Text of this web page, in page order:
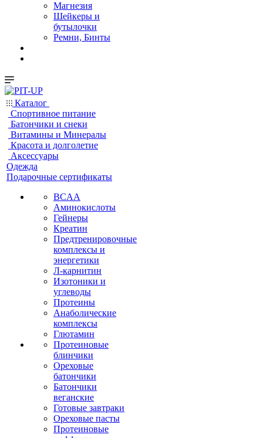
Магнезия
Шейкеры и
бутылочки
Ремни, Бинты
Каталог
Спортивное питание
Батончики и снеки
Витамины и Минералы
Красота и долголетие
Аксессуары
Одежда
Подарочные сертификаты
BCAA
Аминокислоты
Гейнеры
Креатин
Предтренировочные
комплексы и
энергетики
Л-карнитин
Изотоники и
углеводы
Протеины
Анаболические
комплексы
Глютамин
Протеиновые
блинчики
Ореховые
батончики
Батончики
веганские
Готовые завтраки
Ореховые пасты
Протеиновые